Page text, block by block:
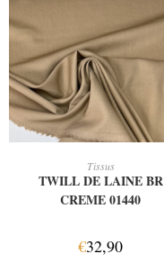
AJOUTER AU PANIER
Tissus
TWILL DE LAINE BR
CREME 01440
€32,90